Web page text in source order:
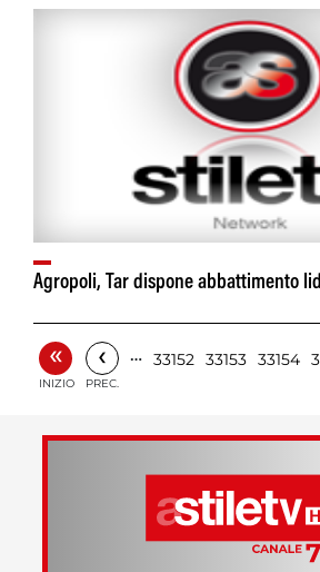
Agropoli, Tar dispone abbattimento
«
INIZIO
‹
PREC.
… 33152 33153 33154